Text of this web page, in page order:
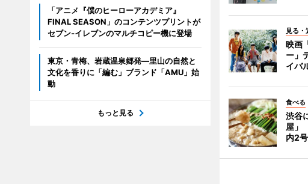
見る・
映画
ー」
イバ
食べる
渋谷
屋」
内2
「アニメ『僕のヒーローアカデミア』
FINAL SEASON」のコンテンツプリントが
セブン‐イレブンのマルチコピー機に登場
東京・青梅、岩蔵温泉郷発―里山の自然と
文化を香りに「編む」ブランド「AMU」始
動
もっと見る